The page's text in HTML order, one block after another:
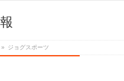
» ジョグスポーツ